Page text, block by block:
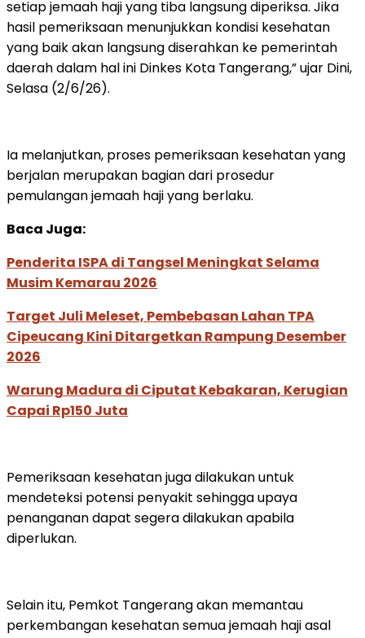
setiap jemaah haji yang tiba langsung diperiksa. Jika
hasil pemeriksaan menunjukkan kondisi kesehatan
yang baik akan langsung diserahkan ke pemerintah
daerah dalam hal ini Dinkes Kota Tangerang,” ujar Dini,
Selasa (2/6/26).
Ia melanjutkan, proses pemeriksaan kesehatan yang
berjalan merupakan bagian dari prosedur
pemulangan jemaah haji yang berlaku.
Baca Juga:
Penderita ISPA di Tangsel Meningkat Selama
Musim Kemarau 2026
Target Juli Meleset, Pembebasan Lahan TPA
Cipeucang Kini Ditargetkan Rampung Desember
2026
Warung Madura di Ciputat Kebakaran, Kerugian
Capai Rp150 Juta
Pemeriksaan kesehatan juga dilakukan untuk
mendeteksi potensi penyakit sehingga upaya
penanganan dapat segera dilakukan apabila
diperlukan.
Selain itu, Pemkot Tangerang akan memantau
perkembangan kesehatan semua jemaah haji asal